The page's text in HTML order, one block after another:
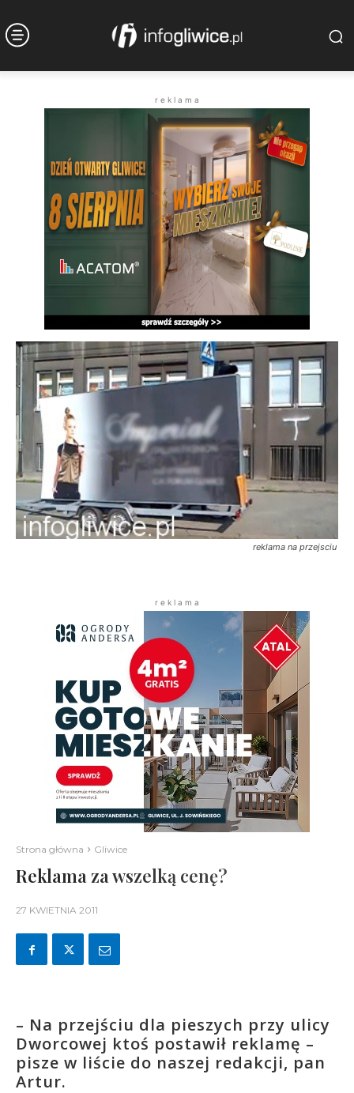
r e k l a m a
reklama na przejsciu
r e k l a m a
Strona główna Gliwice
Reklama za wszelką cenę?
27 KWIETNIA 2011
– Na przejściu dla pieszych przy ulicy
Dworcowej ktoś postawił reklamę –
pisze w liście do naszej redakcji, pan
Artur.